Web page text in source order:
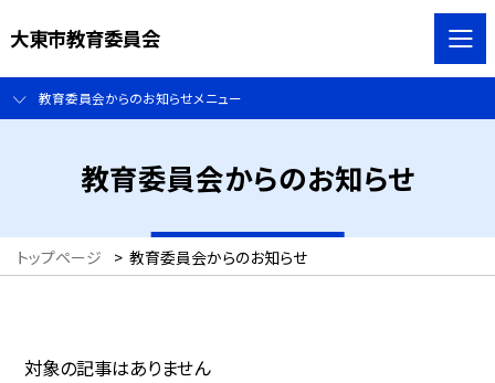
大東市教育委員会
教育委員会からのお知らせメニュー
教育委員会からのお知らせ
トップページ > 教育委員会からのお知らせ
対象の記事はありません